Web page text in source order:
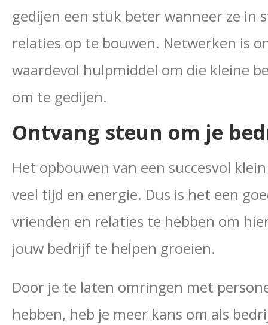
gedijen een stuk beter wanneer ze in
relaties op te bouwen. Netwerken is
waardevol hulpmiddel om die kleine
om te gedijen.
Ontvang steun om je
Het opbouwen van een succesvol
veel tijd en energie. Dus is het een
vrienden en relaties te hebben om
jouw bedrijf te helpen groeien.
Door je te laten omringen met
hebben, heb je meer kans om als